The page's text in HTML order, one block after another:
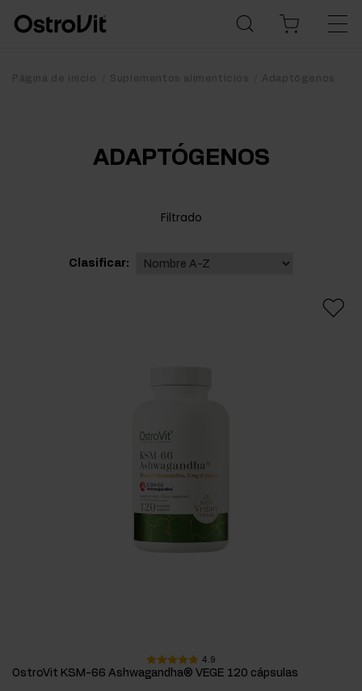
Página de inicio Suplementos alimenticios Adaptógenos
ADAPTÓGENOS
Filtrado
Clasificar:
4.9
OstroVit KSM-66 Ashwagandha® VEGE 120 cápsulas